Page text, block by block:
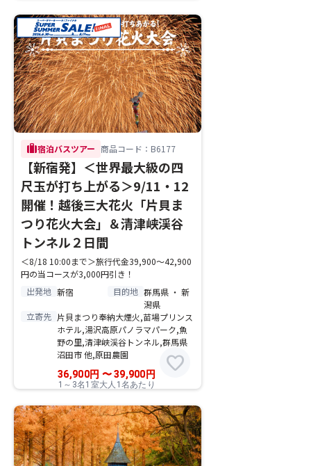
trip宿泊バスツアー 商品コード：B6177
【新宿発】＜世界最大級の四
尺玉が打ち上がる＞9/11・12
開催！越後三大花火「片貝ま
つり花火大会」＆清津峡渓谷
トンネル２日間
＜8/18 10:00まで＞旅行代金39,900～42,900
円の当コースが3,000円引き！
出発地 新宿 目的地 群馬県 ・ 新
潟県
立寄先 片貝まつり奉納大煙火,苗場プリンス
ホテル,湯沢高原パノラマパーク,魚
野の里,清津峡渓谷トンネル,群馬県
沼田市 他,原田農園
36,900円 〜39,900 円
1～3名1室大人1名あたり
favorite